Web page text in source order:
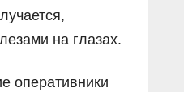
на глазах.
оперативники